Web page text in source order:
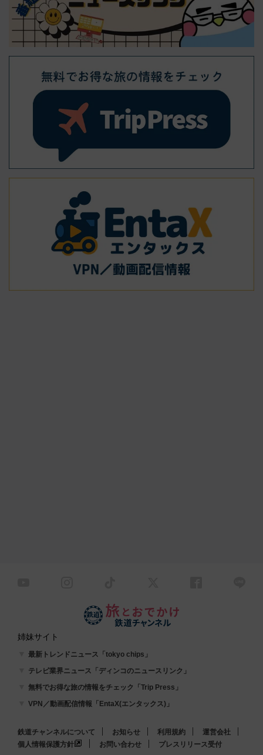
姉妹サイト
最新トレンドニュース「tokyo chips」
テレビ業界ニュース「ディンコのニュースリンク」
無料でお得な旅の情報をチェック「Trip Press」
VPN／動画配信情報「EntaX(エンタックス)」
鉄道チャンネルについて お知らせ 利用規約
運営会社
個人情報保護方針
お問い合わせ プレスリリース受付